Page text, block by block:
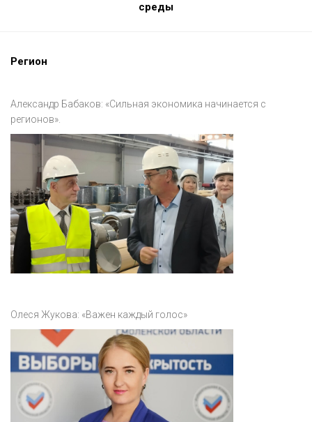
среды
Регион
Александр Бабаков: «Сильная экономика начинается с
регионов».
Олеся Жукова: «Важен каждый голос»